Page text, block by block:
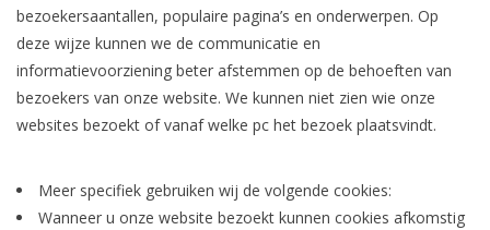
bezoekersaantallen, populaire pagina’s en onderwerpen. Op
deze wijze kunnen we de communicatie en
informatievoorziening beter afstemmen op de behoeften van
bezoekers van onze website. We kunnen niet zien wie onze
websites bezoekt of vanaf welke pc het bezoek plaatsvindt.
Meer specifiek gebruiken wij de volgende cookies:
Wanneer u onze website bezoekt kunnen cookies afkomstig